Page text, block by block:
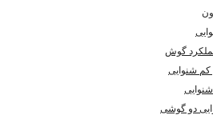
گوش
کم شنوایی
دو گوشی